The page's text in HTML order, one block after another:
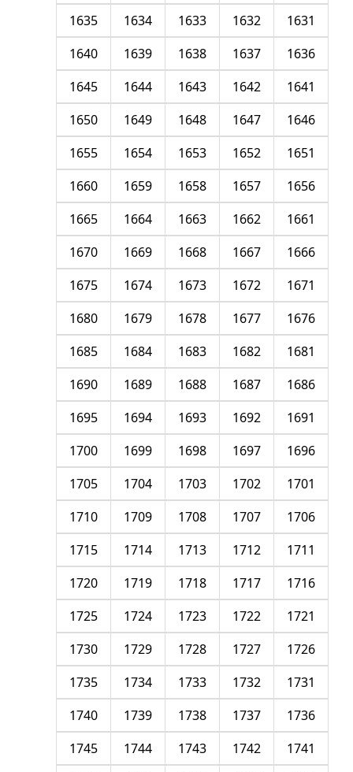
1631
1632
1633
1634
1635
1636
1637
1638
1639
1640
1641
1642
1643
1644
1645
1646
1647
1648
1649
1650
1651
1652
1653
1654
1655
1656
1657
1658
1659
1660
1661
1662
1663
1664
1665
1666
1667
1668
1669
1670
1671
1672
1673
1674
1675
1676
1677
1678
1679
1680
1681
1682
1683
1684
1685
1686
1687
1688
1689
1690
1691
1692
1693
1694
1695
1696
1697
1698
1699
1700
1701
1702
1703
1704
1705
1706
1707
1708
1709
1710
1711
1712
1713
1714
1715
1716
1717
1718
1719
1720
1721
1722
1723
1724
1725
1726
1727
1728
1729
1730
1731
1732
1733
1734
1735
1736
1737
1738
1739
1740
1741
1742
1743
1744
1745